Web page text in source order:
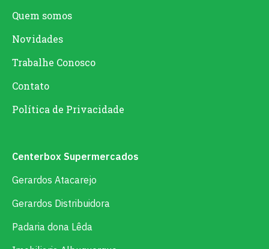
Quem somos
Novidades
Trabalhe Conosco
Contato
Política de Privacidade
Centerbox Supermercados
Gerardos Atacarejo
Gerardos Distribuidora
Padaria dona Lêda